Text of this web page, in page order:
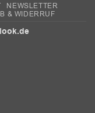
NEWSLETTER
& WIDERRUF